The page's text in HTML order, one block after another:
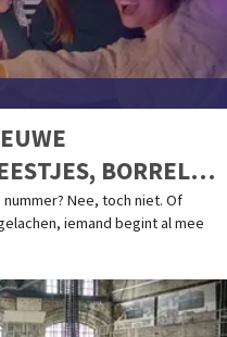
BORRELS
Nee, toch niet. Of
iemand begint al mee